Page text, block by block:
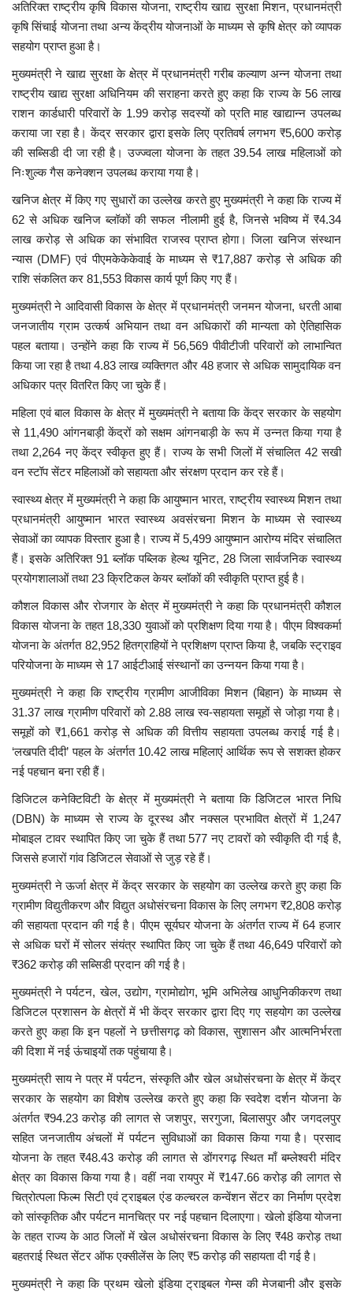
अतिरिक्त राष्ट्रीय कृषि विकास योजना, राष्ट्रीय खाद्य सुरक्षा मिशन, प्रधानमंत्री
कृषि सिंचाई योजना तथा अन्य केंद्रीय योजनाओं के माध्यम से कृषि क्षेत्र को व्यापक
सहयोग प्राप्त हुआ है।
मुख्यमंत्री ने खाद्य सुरक्षा के क्षेत्र में प्रधानमंत्री गरीब कल्याण अन्न योजना तथा
राष्ट्रीय खाद्य सुरक्षा अधिनियम की सराहना करते हुए कहा कि राज्य के 56 लाख
राशन कार्डधारी परिवारों के 1.99 करोड़ सदस्यों को प्रति माह खाद्यान्न उपलब्ध
कराया जा रहा है। केंद्र सरकार द्वारा इसके लिए प्रतिवर्ष लगभग ₹5,600 करोड़
की सब्सिडी दी जा रही है। उज्ज्वला योजना के तहत 39.54 लाख महिलाओं को
निःशुल्क गैस कनेक्शन उपलब्ध कराया गया है।
खनिज क्षेत्र में किए गए सुधारों का उल्लेख करते हुए मुख्यमंत्री ने कहा कि राज्य में
62 से अधिक खनिज ब्लॉकों की सफल नीलामी हुई है, जिनसे भविष्य में ₹4.34
लाख करोड़ से अधिक का संभावित राजस्व प्राप्त होगा। जिला खनिज संस्थान
न्यास (DMF) एवं पीएमकेकेकेवाई के माध्यम से ₹17,887 करोड़ से अधिक की
राशि संकलित कर 81,553 विकास कार्य पूर्ण किए गए हैं।
मुख्यमंत्री ने आदिवासी विकास के क्षेत्र में प्रधानमंत्री जनमन योजना, धरती आबा
जनजातीय ग्राम उत्कर्ष अभियान तथा वन अधिकारों की मान्यता को ऐतिहासिक
पहल बताया। उन्होंने कहा कि राज्य में 56,569 पीवीटीजी परिवारों को लाभान्वित
किया जा रहा है तथा 4.83 लाख व्यक्तिगत और 48 हजार से अधिक सामुदायिक वन
अधिकार पत्र वितरित किए जा चुके हैं।
महिला एवं बाल विकास के क्षेत्र में मुख्यमंत्री ने बताया कि केंद्र सरकार के सहयोग
से 11,490 आंगनबाड़ी केंद्रों को सक्षम आंगनबाड़ी के रूप में उन्नत किया गया है
तथा 2,264 नए केंद्र स्वीकृत हुए हैं। राज्य के सभी जिलों में संचालित 42 सखी
वन स्टॉप सेंटर महिलाओं को सहायता और संरक्षण प्रदान कर रहे हैं।
स्वास्थ्य क्षेत्र में मुख्यमंत्री ने कहा कि आयुष्मान भारत, राष्ट्रीय स्वास्थ्य मिशन तथा
प्रधानमंत्री आयुष्मान भारत स्वास्थ्य अवसंरचना मिशन के माध्यम से स्वास्थ्य
सेवाओं का व्यापक विस्तार हुआ है। राज्य में 5,499 आयुष्मान आरोग्य मंदिर संचालित
हैं। इसके अतिरिक्त 91 ब्लॉक पब्लिक हेल्थ यूनिट, 28 जिला सार्वजनिक स्वास्थ्य
प्रयोगशालाओं तथा 23 क्रिटिकल केयर ब्लॉकों की स्वीकृति प्राप्त हुई है।
कौशल विकास और रोजगार के क्षेत्र में मुख्यमंत्री ने कहा कि प्रधानमंत्री कौशल
विकास योजना के तहत 18,330 युवाओं को प्रशिक्षण दिया गया है। पीएम विश्वकर्मा
योजना के अंतर्गत 82,952 हितग्राहियों ने प्रशिक्षण प्राप्त किया है, जबकि स्ट्राइव
परियोजना के माध्यम से 17 आईटीआई संस्थानों का उन्नयन किया गया है।
मुख्यमंत्री ने कहा कि राष्ट्रीय ग्रामीण आजीविका मिशन (बिहान) के माध्यम से
31.37 लाख ग्रामीण परिवारों को 2.88 लाख स्व-सहायता समूहों से जोड़ा गया है।
समूहों को ₹1,661 करोड़ से अधिक की वित्तीय सहायता उपलब्ध कराई गई है।
‘लखपति दीदी’ पहल के अंतर्गत 10.42 लाख महिलाएं आर्थिक रूप से सशक्त होकर
नई पहचान बना रही हैं।
डिजिटल कनेक्टिविटी के क्षेत्र में मुख्यमंत्री ने बताया कि डिजिटल भारत निधि
(DBN) के माध्यम से राज्य के दूरस्थ और नक्सल प्रभावित क्षेत्रों में 1,247
मोबाइल टावर स्थापित किए जा चुके हैं तथा 577 नए टावरों को स्वीकृति दी गई है,
जिससे हजारों गांव डिजिटल सेवाओं से जुड़ रहे हैं।
मुख्यमंत्री ने ऊर्जा क्षेत्र में केंद्र सरकार के सहयोग का उल्लेख करते हुए कहा कि
ग्रामीण विद्युतीकरण और विद्युत अधोसंरचना विकास के लिए लगभग ₹2,808 करोड़
की सहायता प्रदान की गई है। पीएम सूर्यघर योजना के अंतर्गत राज्य में 64 हजार
से अधिक घरों में सोलर संयंत्र स्थापित किए जा चुके हैं तथा 46,649 परिवारों को
₹362 करोड़ की सब्सिडी प्रदान की गई है।
मुख्यमंत्री ने पर्यटन, खेल, उद्योग, ग्रामोद्योग, भूमि अभिलेख आधुनिकीकरण तथा
डिजिटल प्रशासन के क्षेत्रों में भी केंद्र सरकार द्वारा दिए गए सहयोग का उल्लेख
करते हुए कहा कि इन पहलों ने छत्तीसगढ़ को विकास, सुशासन और आत्मनिर्भरता
की दिशा में नई ऊंचाइयों तक पहुंचाया है।
मुख्यमंत्री साय ने पत्र में पर्यटन, संस्कृति और खेल अधोसंरचना के क्षेत्र में केंद्र
सरकार के सहयोग का विशेष उल्लेख करते हुए कहा कि स्वदेश दर्शन योजना के
अंतर्गत ₹94.23 करोड़ की लागत से जशपुर, सरगुजा, बिलासपुर और जगदलपुर
सहित जनजातीय अंचलों में पर्यटन सुविधाओं का विकास किया गया है। प्रसाद
योजना के तहत ₹48.43 करोड़ की लागत से डोंगरगढ़ स्थित माँ बम्लेश्वरी मंदिर
क्षेत्र का विकास किया गया है। वहीं नवा रायपुर में ₹147.66 करोड़ की लागत से
चित्रोत्पला फिल्म सिटी एवं ट्राइबल एंड कल्चरल कन्वेंशन सेंटर का निर्माण प्रदेश
को सांस्कृतिक और पर्यटन मानचित्र पर नई पहचान दिलाएगा। खेलो इंडिया योजना
के तहत राज्य के आठ जिलों में खेल अधोसंरचना विकास के लिए ₹48 करोड़ तथा
बहतराई स्थित सेंटर ऑफ एक्सीलेंस के लिए ₹5 करोड़ की सहायता दी गई है।
मुख्यमंत्री ने कहा कि प्रथम खेलो इंडिया ट्राइबल गेम्स की मेजबानी और इसके